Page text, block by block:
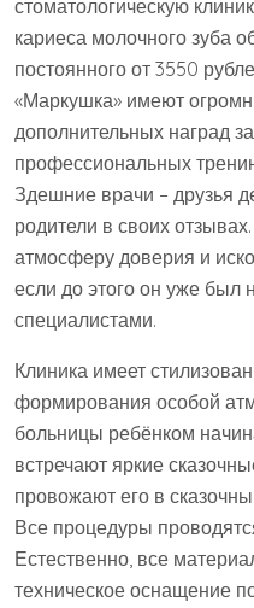
стоматологическую
кариеса молочного зуба
постоянного от 3550
«Маркушка» имеют
дополнительных наград
профессиональных
Здешние врачи – друзья
родители в своих
атмосферу доверия и
если до этого он уже был
специалистами.
Клиника имеет
формирования особой
больницы ребёнком
встречают яркие
провожают его в
Все процедуры
Естественно, все
техническое оснащение